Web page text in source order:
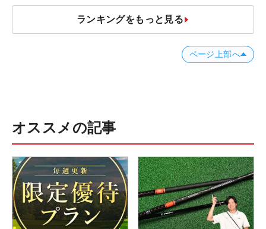
ランキングをもっと見る
ページ上部へ
オススメの記事